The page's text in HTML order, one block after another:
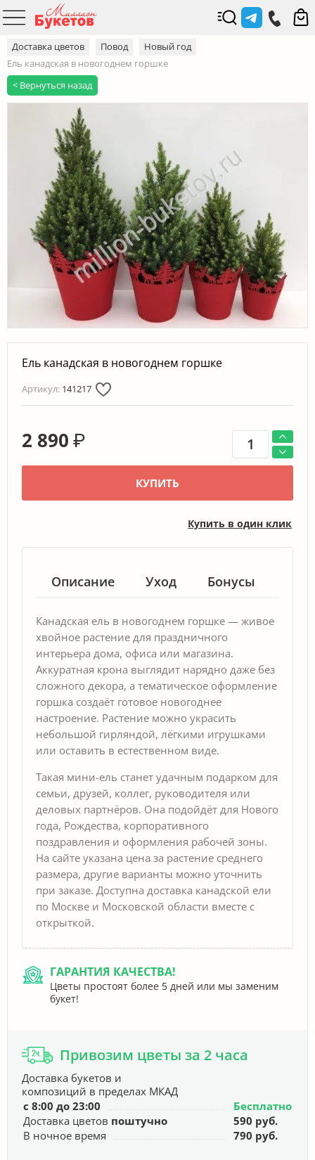
Доставка цветов Повод
Новый год
Ель канадская в новогоднем горшке
< Вернуться назад
Ель канадская в новогоднем горшке
Артикул: 141217
2 890 ₽
КУПИТЬ
Купить в один клик
Описание Уход Бонусы
Канадская ель в новогоднем горшке — живое
хвойное растение для праздничного
интерьера дома, офиса или магазина.
Аккуратная крона выглядит нарядно даже без
сложного декора, а тематическое оформление
горшка создаёт готовое новогоднее
настроение. Растение можно украсить
небольшой гирляндой, лёгкими игрушками
или оставить в естественном виде.
Такая мини-ель станет удачным подарком для
семьи, друзей, коллег, руководителя или
деловых партнёров. Она подойдёт для Нового
года, Рождества, корпоративного
поздравления и оформления рабочей зоны.
На сайте указана цена за растение среднего
размера, другие варианты можно уточнить
при заказе. Доступна доставка канадской ели
по Москве и Московской области вместе с
открыткой.
ГАРАНТИЯ КАЧЕСТВА!
Цветы простоят более 5 дней или мы заменим
букет!
Привозим цветы за 2 часа
Доставка букетов и
композиций в пределах МКАД
с 8:00 до 23:00
Бесплатно
Доставка цветов поштучно
590 руб.
В ночное время
790 руб.